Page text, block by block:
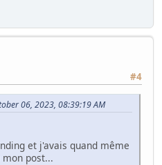
#4
06, 2023, 08:39:19 AM
et j'avais quand même
post...